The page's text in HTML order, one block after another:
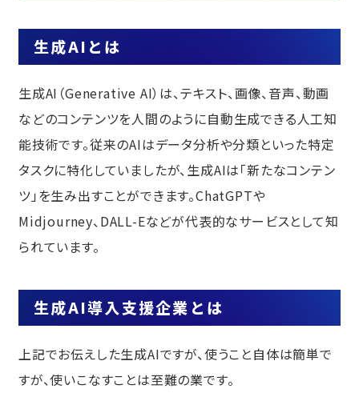
②生成AI導入支援の知識や実績の有無
③生成AI導入支援における実績と事例を
チェック！
④生成AI導入支援後のサポート体制の充
実度
⑤生成AI導入支援に伴うセキュリティ対
応
生成AI導入支援会社6選
malna株式会社
ロによるオーダーメイドのAIコンサルテ
ィング/開発
エクサウィザーズ
NOVEL株式会社
生成AIとは
生成AI（Generative AI）は、テキスト、画像、音声、動画
などのコンテンツを人間のように自動生成できる人工知
能技術です。従来のAIはデータ分析や分類といった特定
タスクに特化していましたが、生成AIは「新たなコンテン
ツ」を生み出すことができます。ChatGPTや
Midjourney、DALL-Eなどが代表的なサービスとして知
られています。
生成AI導入支援企業とは
上記でお伝えした生成AIですが、使うこと自体は簡単で
すが、使いこなすことは至難の業です。